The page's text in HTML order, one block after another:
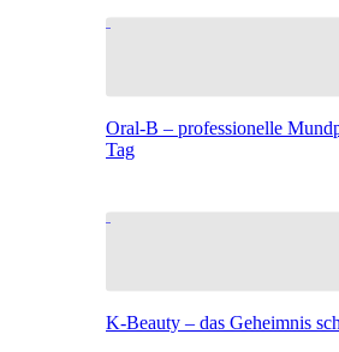
Oral-B – professionelle
Tag
K-Beauty – das Geheimnis